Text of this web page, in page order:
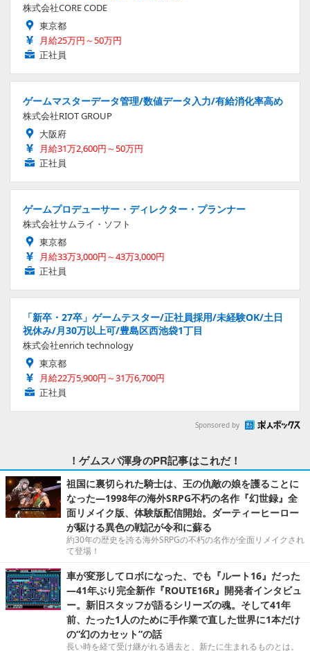
株式会社CORE CODE
東京都
月給25万円～50万円
正社員
ゲームマスターデータ管理/数値データ入力/有給消化率高め
株式会社RIOT GROUP
大阪府
月給31万2,600円～50万円
正社員
ゲームプロデューサー・ディレクター・プランナー
株式会社サムライ・ソフト
東京都
月給33万3,000円～43万3,000円
正社員
「新卒・27卒」ゲームテスター/正社員採用/未経験OK/土日
祝休み/月30万以上可/豊島区西池袋1丁目
株式会社enrich technology
東京都
月給22万5,900円～31万6,700円
正社員
Sponsored by
！ゲムスパ渾身のPR記事はこれだ！
祖国に裏切られた騎士は、王の仇敵の娘を護ることに
なった―1998年の海外SRPG不朽の名作『幻世録』全
面リメイク版、体験版配信開始。ダーティーヒーロー
が駆ける異色の戦記が令和に蘇る
約30年の歴史を誇る海外SRPGの不朽の名作が全面リメイクされ
て登場！
車が変形してロボになった、でも『ルート16』だった
―41年ぶり完全新作『ROUTE16R』開発者インタビュ
ー。新旧スタッフが語るシリーズの魂。そして41年
前、たった1人のために手作業で直した世界に1本だけ
の“幻のカセット”の話
長い時を経て受け継がれる過去と、新たに生まれるものとは。